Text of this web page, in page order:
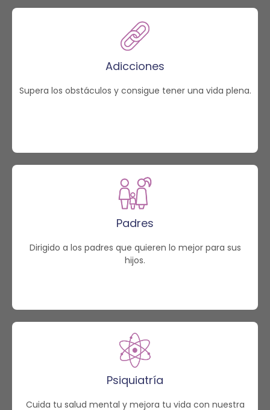
Adicciones
Supera los obstáculos y consigue tener una vida plena.
Padres
Dirigido a los padres que quieren lo mejor para sus
hijos.
Psiquiatría
Cuida tu salud mental y mejora tu vida con nuestra